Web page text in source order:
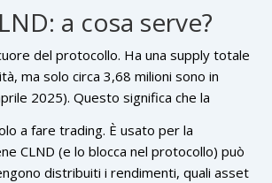
intermediari, ma con regole scritte nel
di impermanent loss e semplificando
a cosa serve?
del protocollo. Ha una supply totale
ma solo circa 3,68 milioni sono in
2025). Questo significa che la
incentivi per gli utenti che
a fare trading. È usato per la
CLND (e lo blocca nel protocollo) può
distribuiti i rendimenti, quali asset